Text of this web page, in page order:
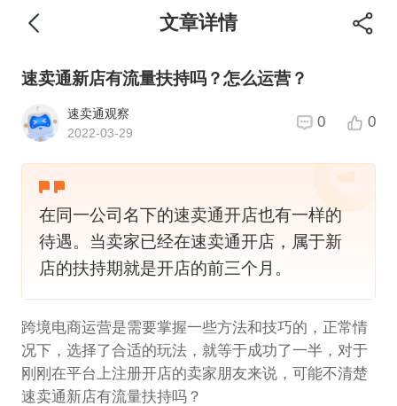
文章详情
速卖通新店有流量扶持吗？怎么运营？
速卖通观察
2022-03-29
0 0
在同一公司名下的速卖通开店也有一样的
待遇。当卖家已经在速卖通开店，属于新
店的扶持期就是开店的前三个月。
跨境电商运营是需要掌握一些方法和技巧的，正常情
况下，选择了合适的玩法，就等于成功了一半，对于
刚刚在平台上注册开店的卖家朋友来说，可能不清楚
速卖通新店有流量扶持吗？